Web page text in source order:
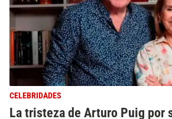
CELEBRIDADES
La tristeza de Arturo Puig por